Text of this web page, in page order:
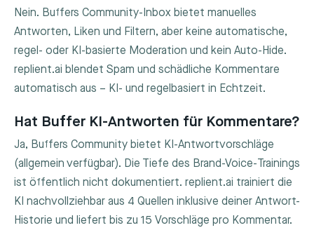
Nein. Buffers Community-Inbox bietet manuelles
Antworten, Liken und Filtern, aber keine automatische,
regel- oder KI-basierte Moderation und kein Auto-Hide.
replient.ai blendet Spam und schädliche Kommentare
automatisch aus – KI- und regelbasiert in Echtzeit.
Hat Buffer KI-Antworten für Kommentare?
Ja, Buffers Community bietet KI-Antwortvorschläge
(allgemein verfügbar). Die Tiefe des Brand-Voice-Trainings
ist öffentlich nicht dokumentiert. replient.ai trainiert die
KI nachvollziehbar aus 4 Quellen inklusive deiner Antwort-
Historie und liefert bis zu 15 Vorschläge pro Kommentar.